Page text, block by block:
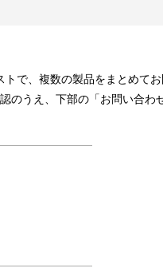
トで、複数の製品をまとめてお
のうえ、下部の「お問い合わ